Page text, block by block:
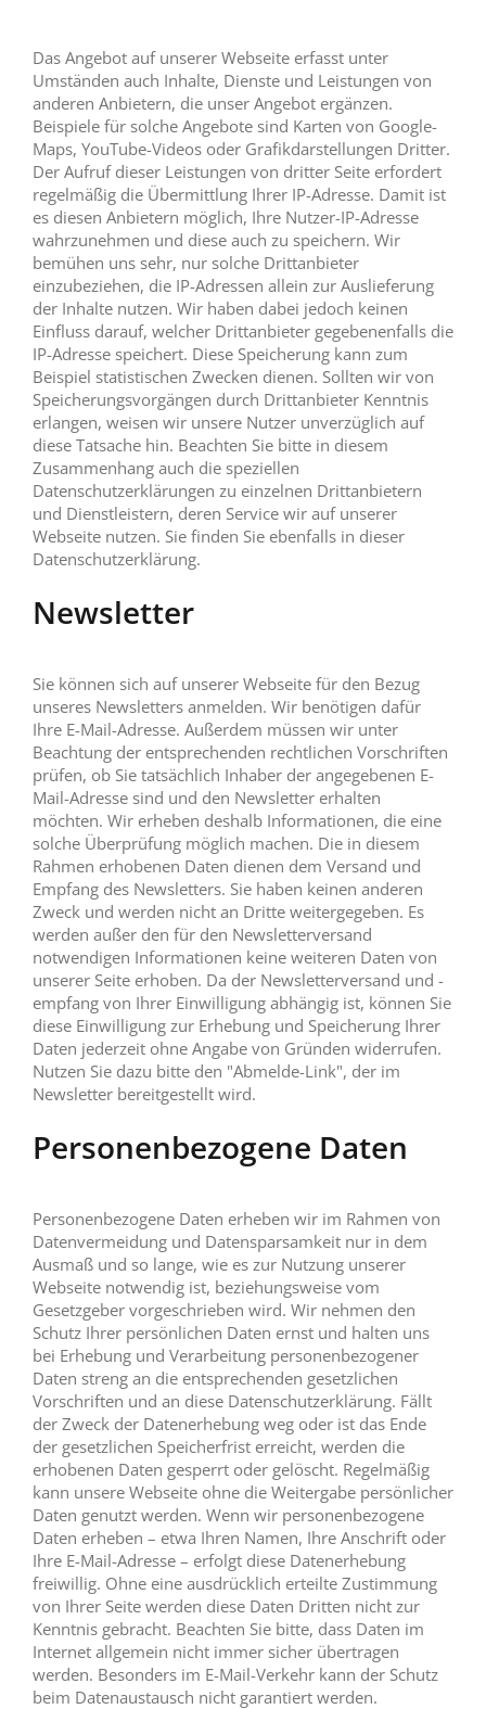
Das Angebot auf unserer Webseite erfasst unter
Umständen auch Inhalte, Dienste und Leistungen von
anderen Anbietern, die unser Angebot ergänzen.
Beispiele für solche Angebote sind Karten von Google-
Maps, YouTube-Videos oder Grafikdarstellungen Dritter.
Der Aufruf dieser Leistungen von dritter Seite erfordert
regelmäßig die Übermittlung Ihrer IP-Adresse. Damit ist
es diesen Anbietern möglich, Ihre Nutzer-IP-Adresse
wahrzunehmen und diese auch zu speichern. Wir
bemühen uns sehr, nur solche Drittanbieter
einzubeziehen, die IP-Adressen allein zur Auslieferung
der Inhalte nutzen. Wir haben dabei jedoch keinen
Einfluss darauf, welcher Drittanbieter gegebenenfalls die
IP-Adresse speichert. Diese Speicherung kann zum
Beispiel statistischen Zwecken dienen. Sollten wir von
Speicherungsvorgängen durch Drittanbieter Kenntnis
erlangen, weisen wir unsere Nutzer unverzüglich auf
diese Tatsache hin. Beachten Sie bitte in diesem
Zusammenhang auch die speziellen
Datenschutzerklärungen zu einzelnen Drittanbietern
und Dienstleistern, deren Service wir auf unserer
Webseite nutzen. Sie finden Sie ebenfalls in dieser
Datenschutzerklärung.
Newsletter
Sie können sich auf unserer Webseite für den Bezug
unseres Newsletters anmelden. Wir benötigen dafür
Ihre E-Mail-Adresse. Außerdem müssen wir unter
Beachtung der entsprechenden rechtlichen Vorschriften
prüfen, ob Sie tatsächlich Inhaber der angegebenen E-
Mail-Adresse sind und den Newsletter erhalten
möchten. Wir erheben deshalb Informationen, die eine
solche Überprüfung möglich machen. Die in diesem
Rahmen erhobenen Daten dienen dem Versand und
Empfang des Newsletters. Sie haben keinen anderen
Zweck und werden nicht an Dritte weitergegeben. Es
werden außer den für den Newsletterversand
notwendigen Informationen keine weiteren Daten von
unserer Seite erhoben. Da der Newsletterversand und -
empfang von Ihrer Einwilligung abhängig ist, können Sie
diese Einwilligung zur Erhebung und Speicherung Ihrer
Daten jederzeit ohne Angabe von Gründen widerrufen.
Nutzen Sie dazu bitte den "Abmelde-Link", der im
Newsletter bereitgestellt wird.
Personenbezogene Daten
Personenbezogene Daten erheben wir im Rahmen von
Datenvermeidung und Datensparsamkeit nur in dem
Ausmaß und so lange, wie es zur Nutzung unserer
Webseite notwendig ist, beziehungsweise vom
Gesetzgeber vorgeschrieben wird. Wir nehmen den
Schutz Ihrer persönlichen Daten ernst und halten uns
bei Erhebung und Verarbeitung personenbezogener
Daten streng an die entsprechenden gesetzlichen
Vorschriften und an diese Datenschutzerklärung. Fällt
der Zweck der Datenerhebung weg oder ist das Ende
der gesetzlichen Speicherfrist erreicht, werden die
erhobenen Daten gesperrt oder gelöscht. Regelmäßig
kann unsere Webseite ohne die Weitergabe persönlicher
Daten genutzt werden. Wenn wir personenbezogene
Daten erheben – etwa Ihren Namen, Ihre Anschrift oder
Ihre E-Mail-Adresse – erfolgt diese Datenerhebung
freiwillig. Ohne eine ausdrücklich erteilte Zustimmung
von Ihrer Seite werden diese Daten Dritten nicht zur
Kenntnis gebracht. Beachten Sie bitte, dass Daten im
Internet allgemein nicht immer sicher übertragen
werden. Besonders im E-Mail-Verkehr kann der Schutz
beim Datenaustausch nicht garantiert werden.